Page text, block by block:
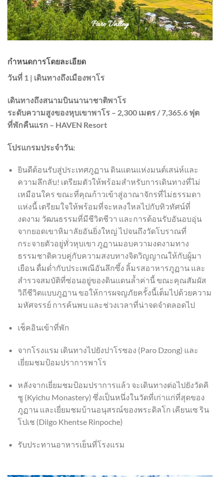
กำหนดการโดยละเอียด
วันที่ 1 | เดินทางถึงเมืองพาโร
เดินทางถึงสนามบินนานาชาติพาโร
ระดับความสูงของหุบเขาพาโร – 2,300 เมตร / 7,365.6 ฟุต
ที่พักคืนแรก – HAVEN Resort
โปรแกรมประจำวัน:
ยินดีต้อนรับสู่ประเทศภูฏาน ดินแดนแห่งมนต์เสน่ห์และ
ความลึกลับ! เตรียมตัวให้พร้อมสำหรับการเดินทางที่ไม่
เหมือนใคร ขณะที่คุณก้าวเข้าสู่อาณาจักรที่ไม่ธรรมดา
แห่งนี้ เตรียมใจให้พร้อมที่จะหลงใหลไปกับทิวทัศน์ที่
งดงาม วัฒนธรรมที่มีชีวิตชีวา และการต้อนรับอันอบอุ่น
จากยอดเขาหิมาลัยอันยิ่งใหญ่ ไปจนถึงวัดโบราณที่
กระจายตัวอยู่ทั่วหุบเขา ภูฏานมอบความงดงามทาง
ธรรมชาติควบคู่กับความสงบทางจิตวิญญาณให้กับผู้มา
เยือน ดื่มด่ำกับประเพณีอันลึกซึ้ง ลิ้มรสอาหารภูฏาน และ
สำรวจสมบัติที่ซ่อนอยู่ของดินแดนล้ำค่านี้ ขณะคุณสัมผัส
วิถีชีวิตแบบภูฏาน ขอให้การผจญภัยครั้งนี้เต็มไปด้วยความ
มหัศจรรย์ การค้นพบ และช่วงเวลาที่น่าจดจำตลอดไป
เช็คอินเข้าที่พัก
จากโรงแรม เดินทางไปยังปาโรซอง (Paro Dzong) และ
เยี่ยมชมป้อมปราการพาโร
หลังจากเยี่ยมชมป้อมปราการแล้ว จะเดินทางต่อไปยังวัดคิ
ชู (Kyichu Monastery) ซึ่งเป็นหนึ่งในวัดที่เก่าแก่ที่สุดของ
ภูฏาน และเยี่ยมชมบ้านอนุสรณ์ของพระดิลโก เคียนเซ ริน
โปเช (Dilgo Khentse Rinpoche)
รับประทานอาหารเย็นที่โรงแรม